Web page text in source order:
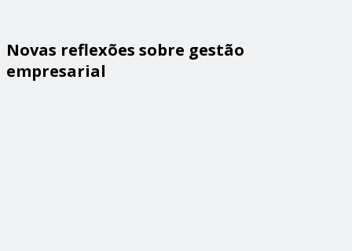
Novas reflexões sobre gestão
empresarial